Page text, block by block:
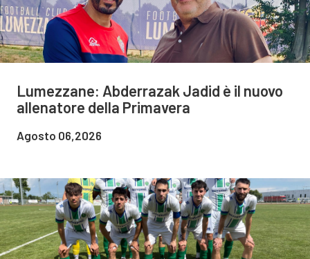
Lumezzane: Abderrazak Jadid è il nuovo
allenatore della Primavera
Agosto 06,2026